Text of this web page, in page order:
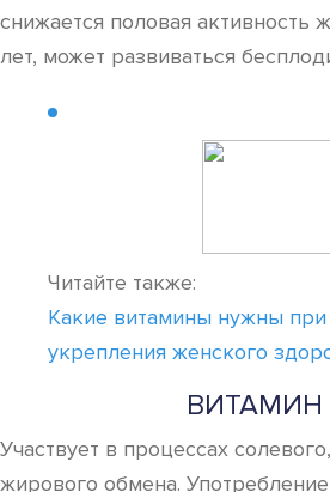
снижается половая
лет, может развиваться
Читайте также:
Какие витамины нужны
укрепления женского
ВИТАМИН
Участвует в процессах
жирового обмена.